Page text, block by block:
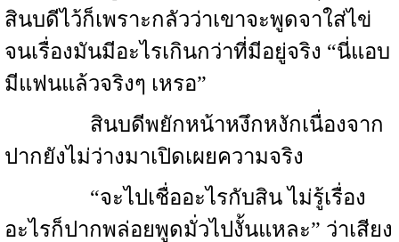
สินบดีไว้ก็เพราะกลัวว่าเขาจะพูดจาใส่ไข่
จนเรื่องมันมีอะไรเกินกว่าที่มีอยู่จริง “นี่แอบ
มีแฟนแล้วจริงๆ เหรอ”
สินบดีพยักหน้าหงึกหงักเนื่องจาก
ปากยังไม่ว่างมาเปิดเผยความจริง
“จะไปเชื่ออะไรกับสิน ไม่รู้เรื่อง
อะไรก็ปากพล่อยพูดมั่วไปงั้นแหละ” ว่าเสียง